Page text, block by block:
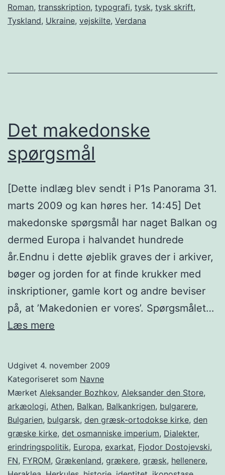
Roman, transskription, typografi, tysk, tysk skrift,
Tyskland, Ukraine, vejskilte, Verdana
Det makedonske
spørgsmål
[Dette indlæg blev sendt i P1s Panorama 31.
marts 2009 og kan høres her. 14:45] Det
makedonske spørgsmål har naget Balkan og
dermed Europa i halvandet hundrede
år.Endnu i dette øjeblik graves der i arkiver,
bøger og jorden for at finde krukker med
inskriptioner, gamle kort og andre beviser
på, at ’Makedonien er vores’. Spørgsmålet…
Læs mere
Udgivet 4. november 2009
Kategoriseret som Navne
Mærket Aleksander Bozhkov, Aleksander den Store,
arkæologi, Athen, Balkan, Balkankrigen, bulgarere,
Bulgarien, bulgarsk, den græsk-ortodokse kirke, den
græske kirke, det osmanniske imperium, Dialekter,
erindringspolitik, Europa, exarkat, Fjodor Dostojevski,
FN, FYROM, Grækenland, grækere, græsk, hellenere,